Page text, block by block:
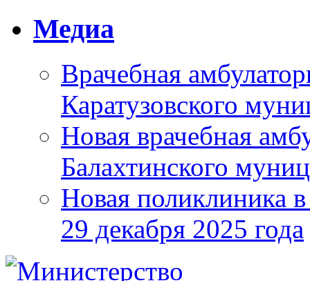
Медиа
Врачебная
Каратузовского
Новая врачебная
Балахтинского
Новая поликлиника
29 декабря 2025 года